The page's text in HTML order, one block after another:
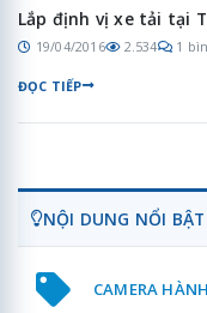
Lắp định vị xe tải tại
19/04/2016 2.534 1
ĐỌC TIẾP
NỘI DUNG NỔI BẬT
CAMERA